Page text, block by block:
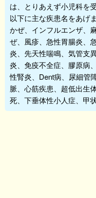
は、とりあえず小児科を
以下に主な疾患名をあげま
かぜ、インフルエンザ、
ぜ、風疹、急性胃腸炎、
炎、先天性喘鳴、気管支
炎、免疫不全症、膠原病
性腎炎、Dent病、尿細管
脈、心筋疾患、超低出生
死、下垂体性小人症、甲